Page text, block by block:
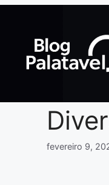
conteúdo
fevereiro 9,